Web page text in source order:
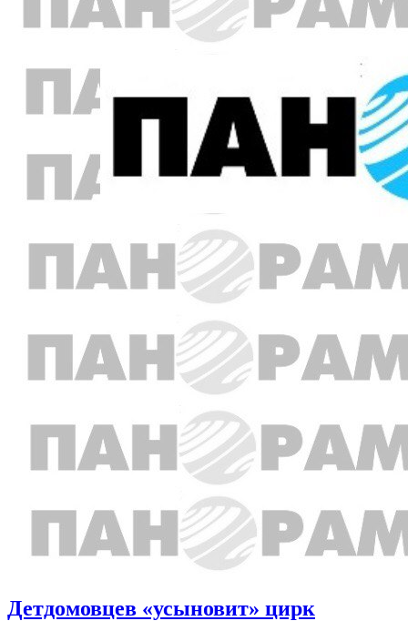
Детдомовцев «усыновит» цирк